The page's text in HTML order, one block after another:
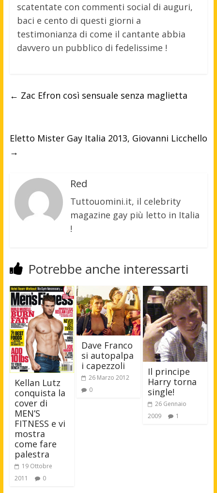
scatentate con commenti social di auguri,
baci e cento di questi giorni a
testimonianza di come il cantante abbia
davvero un pubblico di fedelissime !
← Zac Efron così sensuale senza maglietta
Eletto Mister Gay Italia 2013, Giovanni Licchello
→
Red
Tuttouomini.it, il celebrity
magazine gay più letto in Italia
!
Potrebbe anche interessarti
Kellan Lutz
conquista la
cover di
MEN’S
FITNESS e vi
mostra
come fare
palestra
19 Ottobre
2011
0
Dave Franco
si autopalpa
i capezzoli
26 Marzo 2012
0
Il principe
Harry torna
single!
26 Gennaio
2009
1